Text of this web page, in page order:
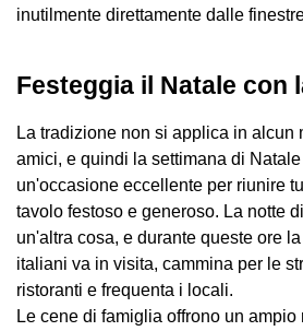
inutilmente direttamente dalle
Festeggia il Natale con
La tradizione non si applica in alcun
amici, e quindi la settimana di
un'occasione eccellente per riunire
tavolo festoso e generoso. La notte
un'altra cosa, e durante queste ore
italiani va in visita, cammina per le
ristoranti e frequenta i locali.
Le cene di famiglia offrono un ampio